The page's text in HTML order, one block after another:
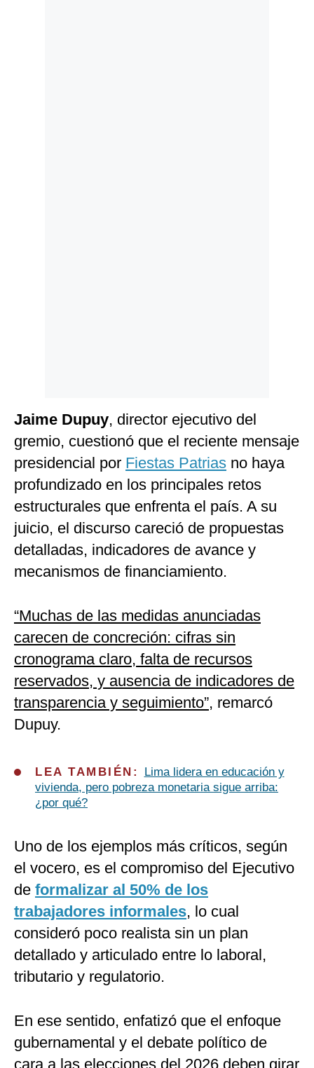
Jaime Dupuy, director ejecutivo del
gremio, cuestionó que el reciente mensaje
presidencial por Fiestas Patrias no haya
profundizado en los principales retos
estructurales que enfrenta el país. A su
juicio, el discurso careció de propuestas
detalladas, indicadores de avance y
mecanismos de financiamiento.
“Muchas de las medidas anunciadas
carecen de concreción: cifras sin
cronograma claro, falta de recursos
reservados, y ausencia de indicadores de
transparencia y seguimiento”, remarcó
Dupuy.
LEA TAMBIÉN:
Lima lidera en educación y
vivienda, pero pobreza monetaria sigue arriba:
¿por qué?
Uno de los ejemplos más críticos, según
el vocero, es el compromiso del Ejecutivo
de formalizar al 50% de los
trabajadores informales, lo cual
consideró poco realista sin un plan
detallado y articulado entre lo laboral,
tributario y regulatorio.
En ese sentido, enfatizó que el enfoque
gubernamental y el debate político de
cara a las elecciones del 2026 deben girar